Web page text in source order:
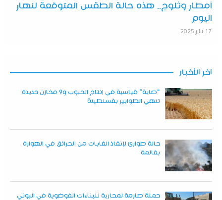
أمطار وثلوج.. هذه حالة الطقس المتوقعة لنهار
اليوم
17 يناير 2025
آخر الأخبار
“صابة” قياسية في إنتاج الحبوب و9 مخازن جديدة
تنهي الطوابير بقسنطينة
حالة طوارئ لإنقاذ الغابات من الحرائق في الهوارة
بقالمة
حملة صارمة لمحاربة للبناءات الفوضوية في البوني